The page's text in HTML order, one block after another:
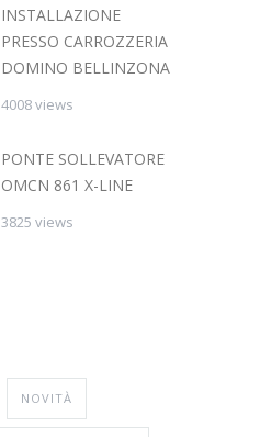
INSTALLAZIONE
PRESSO CARROZZERIA
DOMINO BELLINZONA
4008 views
PONTE SOLLEVATORE
OMCN 861 X-LINE
3825 views
NOVITÀ